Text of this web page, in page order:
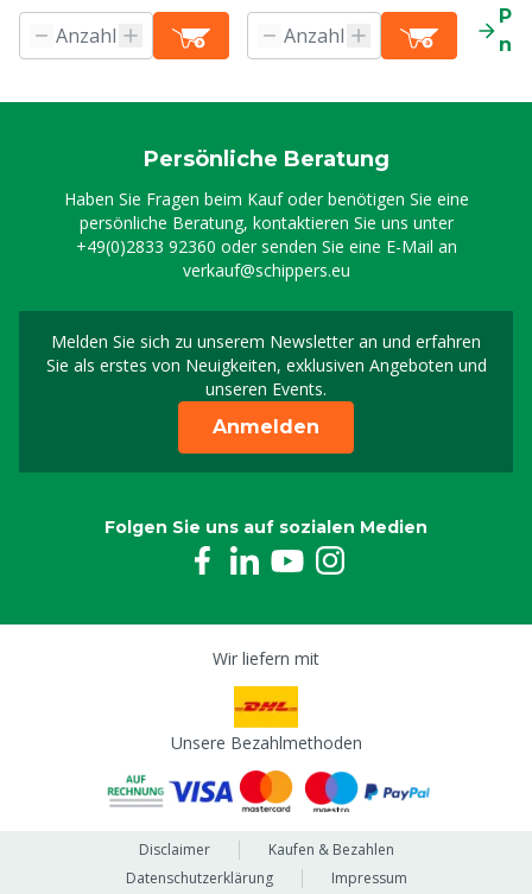
Persönliche Beratung
Haben Sie Fragen beim Kauf oder benötigen Sie eine
persönliche Beratung, kontaktieren Sie uns unter
+49(0)2833 92360 oder senden Sie eine E-Mail an
verkauf@schippers.eu
Melden Sie sich zu unserem Newsletter an und erfahren
Sie als erstes von Neuigkeiten, exklusiven Angeboten und
unseren Events.
Melden Sie sich für
Anmelden
Folgen Sie uns auf sozialen Medien
Wir liefern mit
Unsere Bezahlmethoden
Disclaimer
Kaufen & Bezahlen
Datenschutzerklärung
Impressum